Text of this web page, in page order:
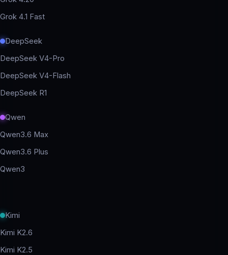
Grok 4.1 Fast
DeepSeek
DeepSeek V4-Pro
DeepSeek V4-Flash
DeepSeek R1
Qwen
Qwen3.6 Max
Qwen3.6 Plus
Qwen3
Kimi
Kimi K2.6
Kimi K2.5